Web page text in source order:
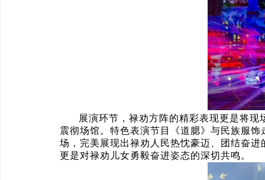
展演环节，禄劝方阵的精彩表现更是将
震彻场馆。特色表演节目《道腮》与民族服
场，完美展现出禄劝人民热忱豪迈、团结奋
更是对禄劝儿女勇毅奋进姿态的深切共鸣。